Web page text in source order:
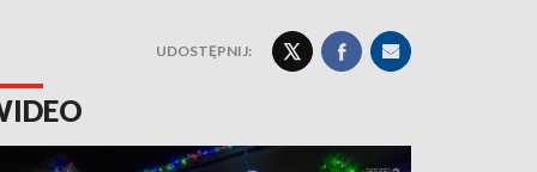
UDOSTĘPNIJ: